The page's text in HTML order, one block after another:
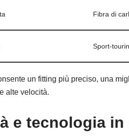
Fibra di
Sport-
un fitting più preciso, una
alte velocità.
e tecnologia